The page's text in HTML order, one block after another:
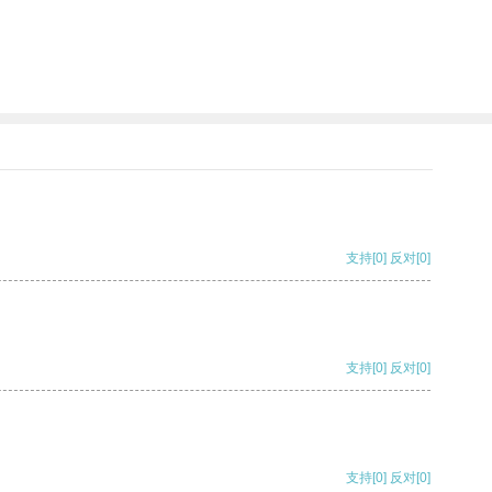
支持[0] 反对[0]
支持[0] 反对[0]
支持[0] 反对[0]